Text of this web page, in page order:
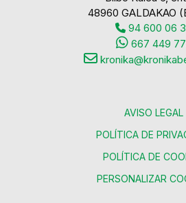
48960 GALDAKAO
94 600 06
667 449
AVISO LEGAL
POLÍTICA DE
POLÍTICA DE
PERSONALIZAR